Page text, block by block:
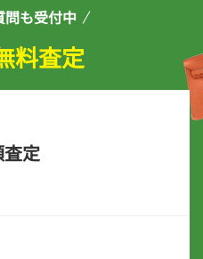
問も受付中
料査定
定